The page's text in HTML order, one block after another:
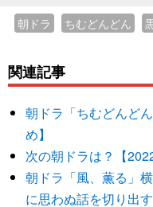
朝ドラ ちむどんどん
関連記事
朝ドラ「ちむどんど
め】
次の朝ドラは？【
朝ドラ「風、薫る」
に思わぬ話を切り出